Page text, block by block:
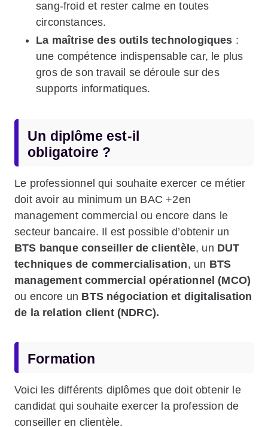
sang-froid et rester calme en toutes
circonstances.
La maîtrise des outils technologiques :
une compétence indispensable car, le plus
gros de son travail se déroule sur des
supports informatiques.
Un diplôme est-il
obligatoire ?
Le professionnel qui souhaite exercer ce métier
doit avoir au minimum un BAC +2en
management commercial ou encore dans le
secteur bancaire. Il est possible d’obtenir un
BTS banque conseiller de clientèle, un DUT
techniques de commercialisation, un BTS
management commercial opérationnel (MCO)
ou encore un BTS négociation et digitalisation
de la relation client (NDRC).
Formation
Voici les différents diplômes que doit obtenir le
candidat qui souhaite exercer la profession de
conseiller en clientèle.